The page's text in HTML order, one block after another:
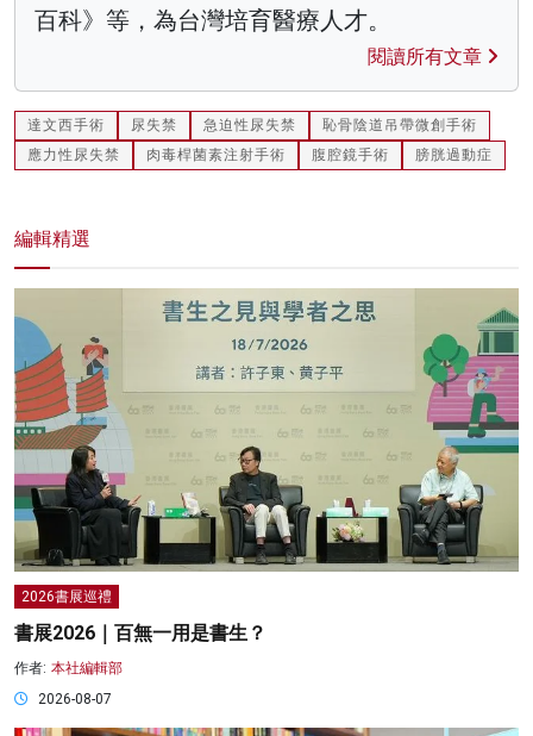
百科》等，為台灣培育醫療人才。
閱讀所有文章
達文西手術 尿失禁 急迫性尿失禁
恥骨陰道吊帶微創手術
應力性尿失禁
肉毒桿菌素注射手術 腹腔鏡手術 膀胱過動症
編輯精選
2026書展巡禮
書展2026｜百無一用是書生？
作者: 本社編輯部
2026-08-07